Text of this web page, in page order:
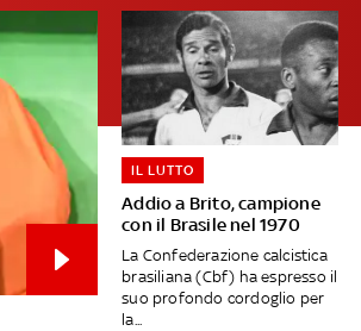
Addio a Brito, campione
con il Brasile nel 1970
IL LUTTO
La Confederazione calcistica
brasiliana (Cbf) ha espresso il
suo profondo cordoglio per
la...